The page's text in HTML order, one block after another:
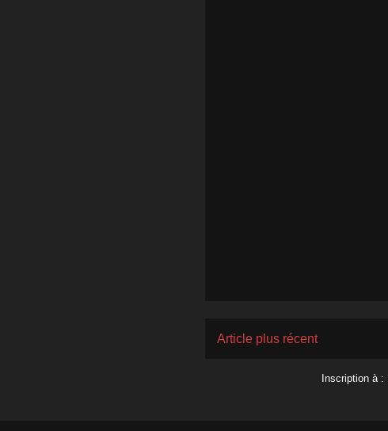
Article plus récent
Inscription à :